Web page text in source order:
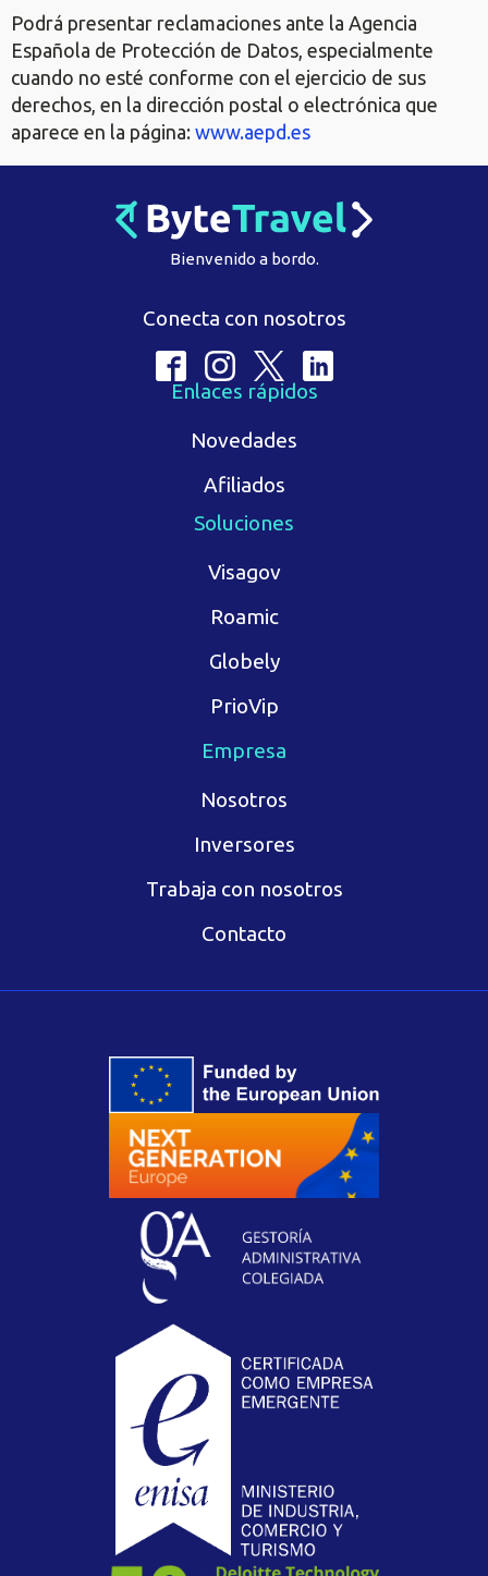
Podrá presentar reclamaciones ante la Agencia
Española de Protección de Datos, especialmente
cuando no esté conforme con el ejercicio de sus
derechos, en la dirección postal o electrónica que
aparece en la página: www.aepd.es
Bienvenido a bordo.
Conecta con nosotros
Enlaces rápidos
Novedades
Afiliados
Soluciones
Visagov
Roamic
Globely
PrioVip
Empresa
Nosotros
Inversores
Trabaja con nosotros
Contacto